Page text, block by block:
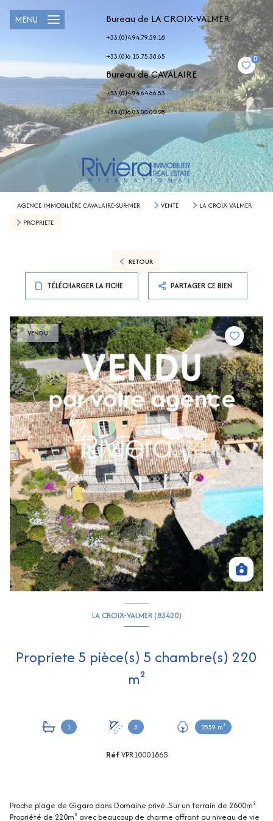
Bureau de LA CROIX-VALMER
+33.(0)4.94.79.59.18
+33.(0)6.15.75.38.65
Bureau de CAVALAIRE
+33.(0)4.94.64.66.53
+33.(0)6.03.00.02.28
0
MENU
AGENCE IMMOBILIÈRE CAVALAIRE-SUR-MER VENTE
LA CROIX VALMER
PROPRIETE
RETOUR
TÉLÉCHARGER LA FICHE PARTAGER CE BIEN
VENDU
LA CROIX-VALMER (83420)
Propriete 5 pièce(s) 5 chambre(s) 220
m²
1 5 2559 m²
RéfVPR10001865
Proche plage de Gigaro dans Domaine privé...Sur un terrain de 2600m²
Propriété de 220m² avec beaucoup de charme offrant au niveau de vie